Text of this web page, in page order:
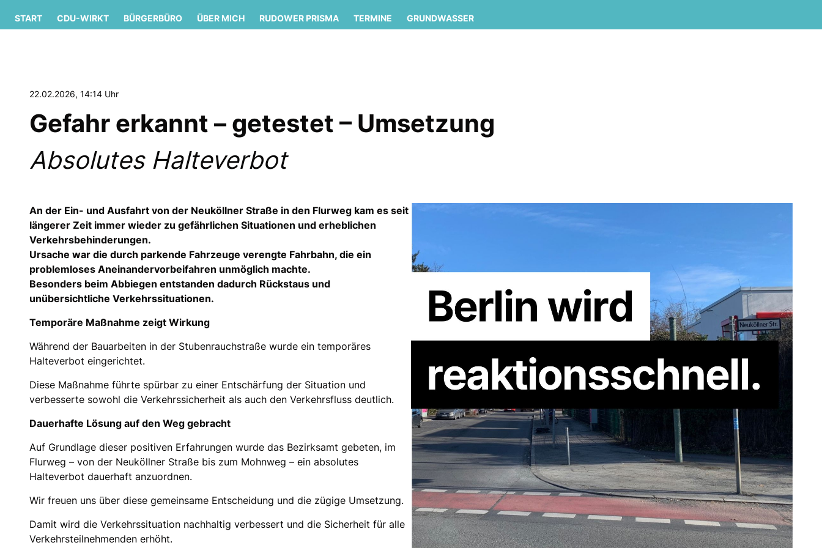
START CDU-WIRKT BÜRGERBÜRO ÜBER MICH RUDOWER PRISMA TERMINE GRUNDWASSER
22.02.2026, 14:14 Uhr
Gefahr erkannt – getestet – Umsetzung
Absolutes Halteverbot
An der Ein- und Ausfahrt von der Neuköllner Straße in den Flurweg kam es seit
längerer Zeit immer wieder zu gefährlichen Situationen und erheblichen
Verkehrsbehinderungen.
Ursache war die durch parkende Fahrzeuge verengte Fahrbahn, die ein
problemloses Aneinandervorbeifahren unmöglich machte.
Besonders beim Abbiegen entstanden dadurch Rückstaus und
unübersichtliche Verkehrssituationen.
Temporäre Maßnahme zeigt Wirkung
Während der Bauarbeiten in der Stubenrauchstraße wurde ein temporäres
Halteverbot eingerichtet.
Diese Maßnahme führte spürbar zu einer Entschärfung der Situation und
verbesserte sowohl die Verkehrssicherheit als auch den Verkehrsfluss deutlich.
Dauerhafte Lösung auf den Weg gebracht
Auf Grundlage dieser positiven Erfahrungen wurde das Bezirksamt gebeten, im
Flurweg – von der Neuköllner Straße bis zum Mohnweg – ein absolutes
Halteverbot dauerhaft anzuordnen.
Wir freuen uns über diese gemeinsame Entscheidung und die zügige Umsetzung.
Damit wird die Verkehrssituation nachhaltig verbessert und die Sicherheit für alle
Verkehrsteilnehmenden erhöht.